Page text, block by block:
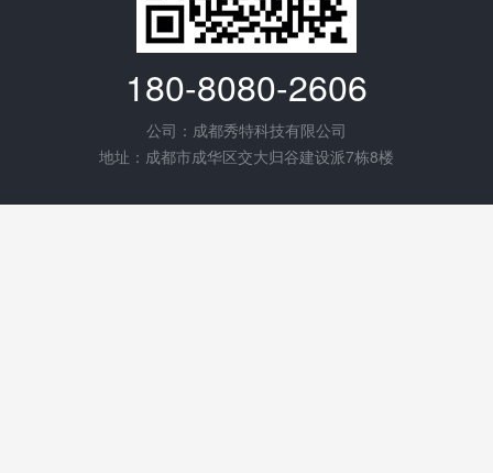
180-8080-2606
公司：成都秀特科技有限公司
地址：成都市成华区交大归谷建设派7栋8楼